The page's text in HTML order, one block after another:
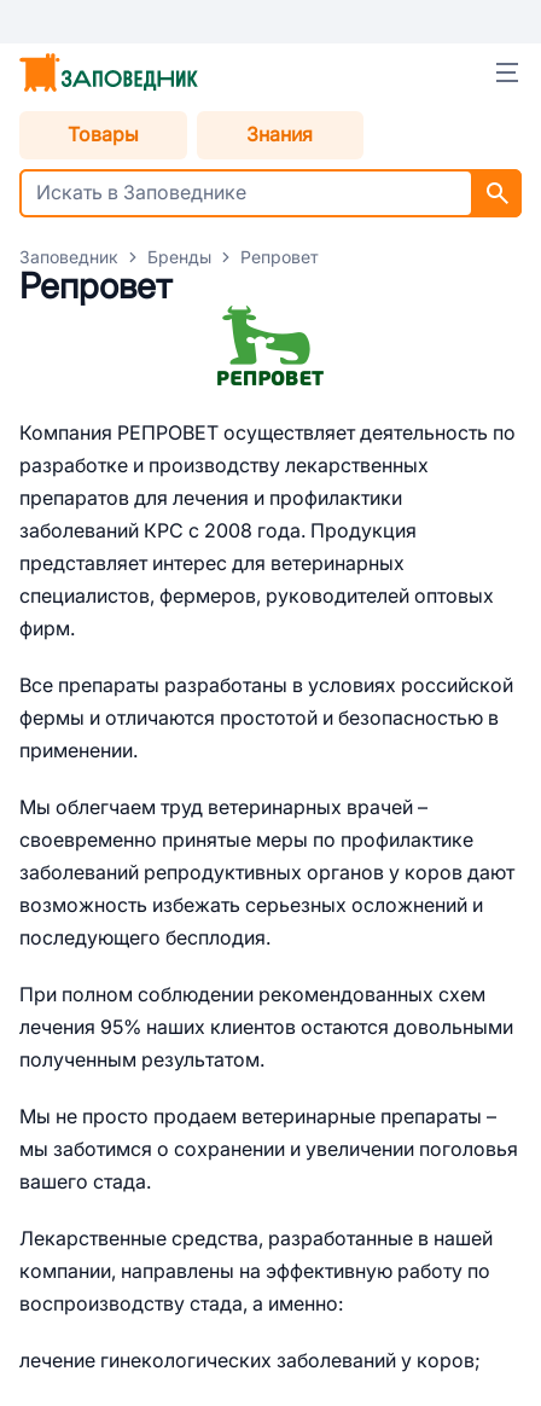
Товары Знания
Заповедник Бренды Репровет
Репровет
Компания РЕПРОВЕТ осуществляет деятельность по
разработке и производству лекарственных
препаратов для лечения и профилактики
заболеваний КРС с 2008 года. Продукция
представляет интерес для ветеринарных
специалистов, фермеров, руководителей оптовых
фирм.
Все препараты разработаны в условиях российской
фермы и отличаются простотой и безопасностью в
применении.
Мы облегчаем труд ветеринарных врачей –
своевременно принятые меры по профилактике
заболеваний репродуктивных органов у коров дают
возможность избежать серьезных осложнений и
последующего бесплодия.
При полном соблюдении рекомендованных схем
лечения 95% наших клиентов остаются довольными
полученным результатом.
Мы не просто продаем ветеринарные препараты –
мы заботимся о сохранении и увеличении поголовья
вашего стада.
Лекарственные средства, разработанные в нашей
компании, направлены на эффективную работу по
воспроизводству стада, а именно:
лечение гинекологических заболеваний у коров;